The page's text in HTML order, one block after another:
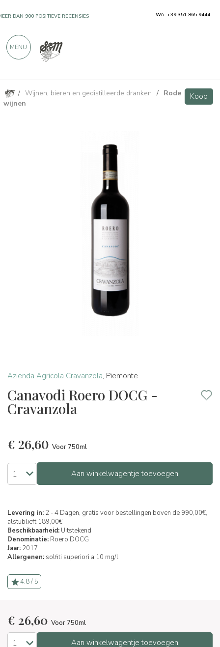
/ Wijnen, bieren en gedistilleerde dranken / Rode
wijnen
Koop
Azienda Agricola Cravanzola, Piemonte
Canavodi Roero DOCG -
Cravanzola
€ 26,60 Voor 750ml
Aan winkelwagentje toevoegen
Levering in: 2 - 4 Dagen, gratis voor bestellingen boven de 990,00€,
alstublieft 189,00€
Beschikbaarheid: Uitstekend
Denominatie: Roero DOCG
Jaar: 2017
Allergenen: solfiti superiori a 10 mg/l
4.8 / 5
€ 26,60 Voor 750ml
Aan winkelwagentje toevoegen
Canavodi Roero DOCG - Cravanzola Koop
DAN 900 POSITIEVE RECENSIES WA: +39 351 865 9444
MENU